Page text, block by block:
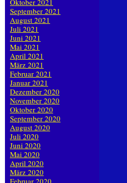
Oktober 2021
September 2021
August 2021
Juli 2021
Juni 2021
Mai 2021
April 2021
März 2021
Februar 2021
Januar 2021
Dezember 2020
November 2020
Oktober 2020
September 2020
August 2020
Juli 2020
Juni 2020
Mai 2020
April 2020
März 2020
Februar 2020